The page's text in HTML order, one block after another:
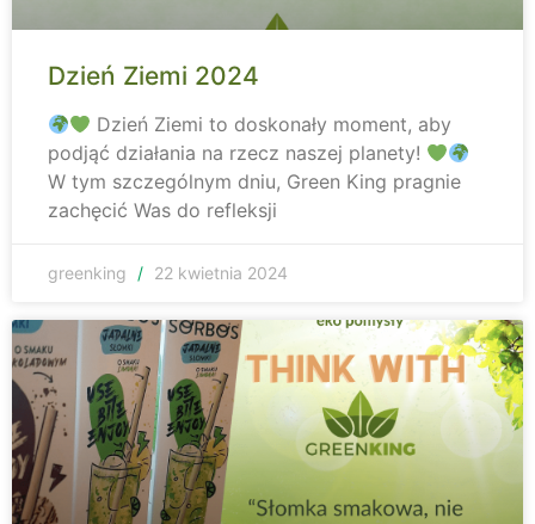
Dzień Ziemi 2024
Dzień Ziemi to doskonały moment, aby
podjąć działania na rzecz naszej planety!
W tym szczególnym dniu, Green King pragnie
zachęcić Was do refleksji
greenking 22 kwietnia 2024